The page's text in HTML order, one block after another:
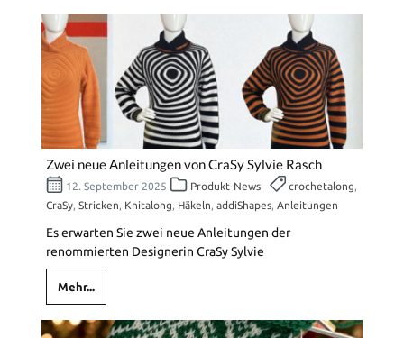
Zwei neue Anleitungen von CraSy Sylvie Rasch
12. September 2025 Produkt-News crochetalong,
CraSy, Stricken, Knitalong, Häkeln, addiShapes, Anleitungen
Es erwarten Sie zwei neue Anleitungen der
renommierten Designerin CraSy Sylvie
Mehr...